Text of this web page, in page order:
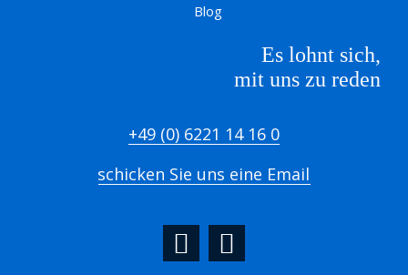
Blog
Es lohnt sich,
mit uns zu reden
+49 (0) 6221 14 16 0
schicken Sie uns eine Email